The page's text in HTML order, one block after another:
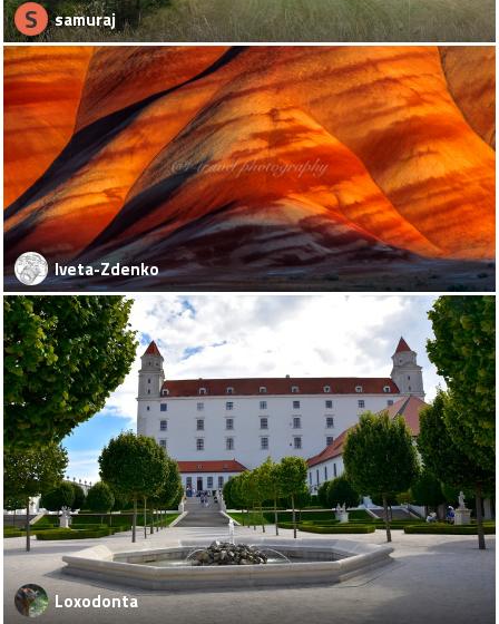
S samuraj
Iveta-Zdenko
Loxodonta